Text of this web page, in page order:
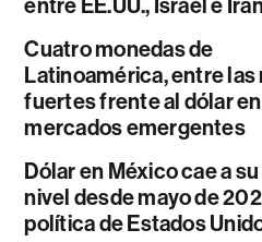
Cuatro monedas de
Latinoamérica, entre las
fuertes frente al dólar en
mercados emergentes
Dólar en México cae a
nivel desde mayo de
política de Estados